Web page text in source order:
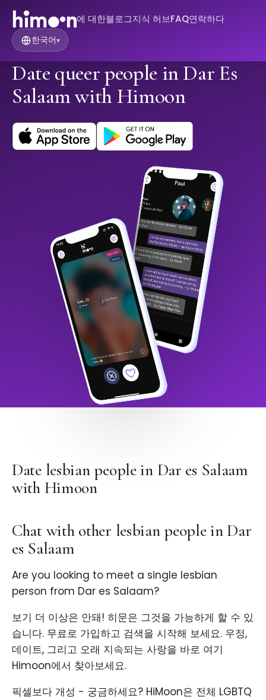
에 대한블로그지식 허브FAQ연락하다
한국어▾
Date queer people in Dar Es
Salaam with Himoon
Date lesbian people in Dar es Salaam
with Himoon
Chat with other lesbian people in Dar
es Salaam
Are you looking to meet a single lesbian
person from Dar es Salaam?
보기 더 이상은 안돼! 히문은 그것을 가능하게 할 수 있
습니다. 무료로 가입하고 검색을 시작해 보세요. 우정,
데이트, 그리고 오래 지속되는 사랑을 바로 여기
Himoon에서 찾아보세요.
픽셀보다 개성 - 궁금하세요? HiMoon은 전체 LGBTQ